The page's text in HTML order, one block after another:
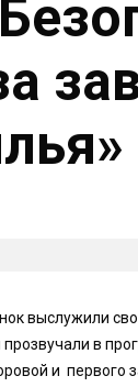
выслужили
в
и первого